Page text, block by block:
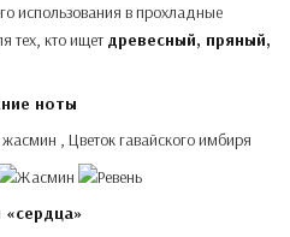
использования в прохладные
тех, кто ищет древесный, пряный,
ноты
, Цветок гавайского имбиря